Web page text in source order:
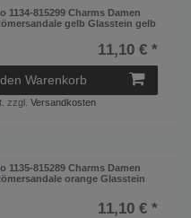
1134-815299 Charms Damen
gelb Glasstein gelb
11,10 € *
Warenkorb
zzgl.Versandkosten
1135-815289 Charms Damen
orange Glasstein
11,10 € *